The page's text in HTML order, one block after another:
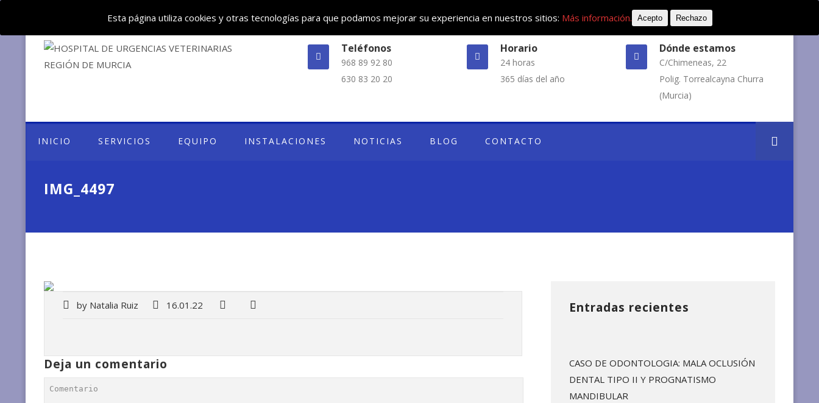
Deje su mensaje: huvemur@veterinariourgente.com
Teléfonos
968 89 92 80
630 83 20 20
Horario
24 horas
365 días del año
Dónde estamos
C/Chimeneas, 22
Polig. Torrealcayna Churra
(Murcia)
INICIO SERVICIOS EQUIPO INSTALACIONES NOTICIAS BLOG CONTACTO
IMG_4497
by Natalia Ruiz 16.01.22
Deja un comentario
Entradas recientes
CASO DE ODONTOLOGIA: MALA OCLUSIÓN
DENTAL TIPO II Y PROGNATISMO
MANDIBULAR
Esta página utiliza cookies y otras tecnologías para que podamos mejorar su experiencia en nuestros sitios: Más información. Acepto Rechazo